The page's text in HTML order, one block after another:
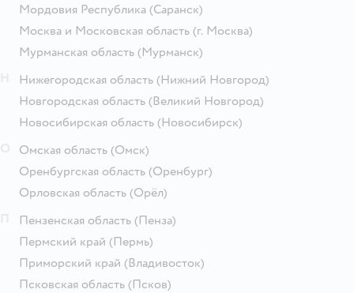
Мордовия Республика (Саранск)
Москва и Московская область (г. Москва)
Мурманская область (Мурманск)
Нижегородская область (Нижний Новгород)
Новгородская область (Великий Новгород)
Новосибирская область (Новосибирск)
Омская область (Омск)
Оренбургская область (Оренбург)
Орловская область (Орёл)
Пензенская область (Пенза)
Пермский край (Пермь)
Приморский край (Владивосток)
Псковская область (Псков)